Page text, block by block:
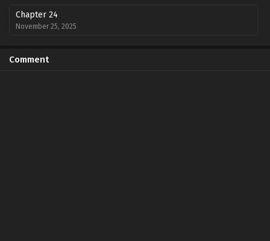
Chapter 24
November 25, 2025
November 25, 2025
Comment